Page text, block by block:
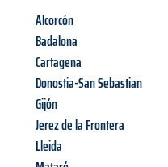
Alcorcón
Badalona
Cartagena
Donostia-San Sebastian
Gijón
Jerez de la Frontera
Lleida